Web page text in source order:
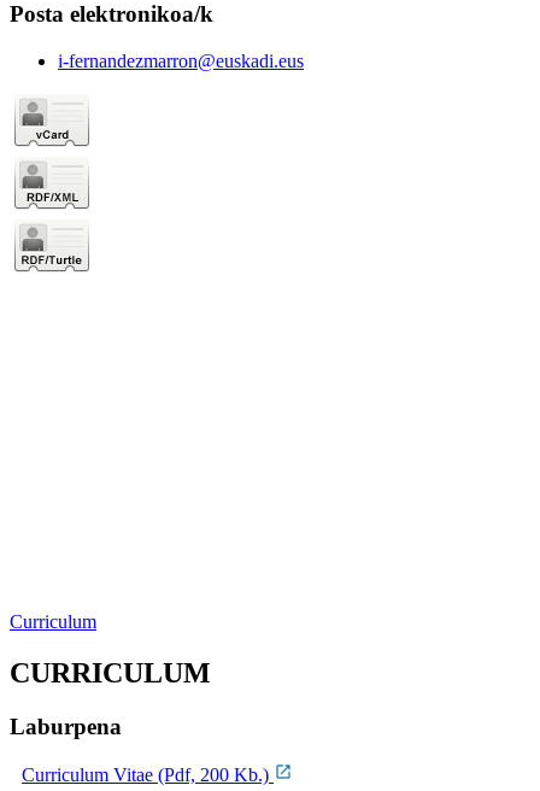
Posta elektronikoa/k
i-fernandezmarron@euskadi.eus
Curriculum
CURRICULUM
Laburpena
Curriculum Vitae (Pdf, 200 Kb.)